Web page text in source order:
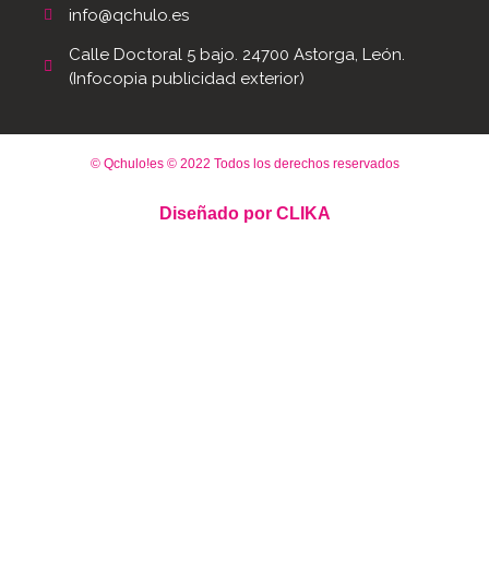
info@qchulo.es
Calle Doctoral 5 bajo. 24700 Astorga, León.
(Infocopia publicidad exterior)
© Qchulo!es © 2022 Todos los derechos reservados
Diseñado por CLIKA